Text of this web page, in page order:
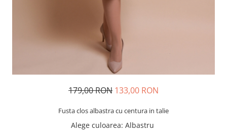
179,00 RON 133,00 RON
Fusta clos albastra cu centura in talie
Alege culoarea: Albastru